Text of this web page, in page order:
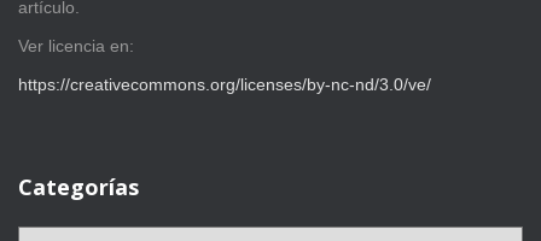
artículo.
Ver licencia en:
https://creativecommons.org/licenses/by-nc-nd/3.0/ve/
Categorías